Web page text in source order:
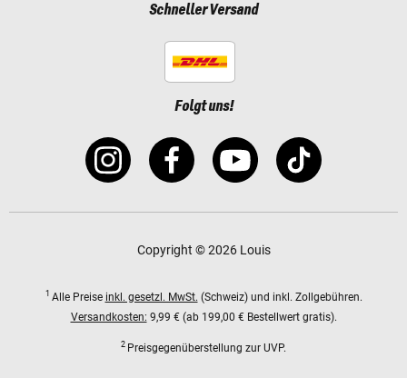
Schneller Versand
Folgt uns!
Copyright © 2026 Louis
1 Alle Preise inkl. gesetzl. MwSt. (Schweiz) und inkl. Zollgebühren.
Versandkosten: 9,99 € (ab 199,00 € Bestellwert gratis).
2 Preisgegenüberstellung zur UVP.